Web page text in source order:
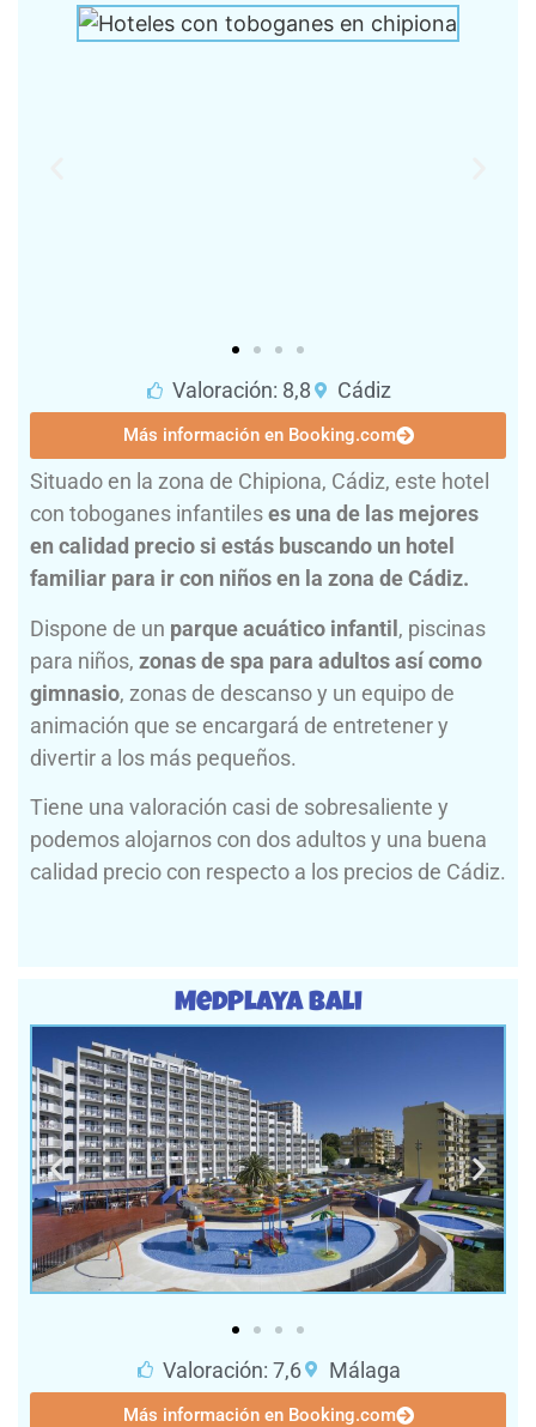
Valoración: 8,8 Cádiz
Más información en Booking.com
Situado en la zona de Chipiona, Cádiz, este hotel
con toboganes infantileses una de las mejores
en calidad precio si estás buscando un hotel
familiar para ir con niños en la zona de Cádiz.
Dispone de un parque acuático infantil, piscinas
para niños, zonas de spa para adultos así como
gimnasio, zonas de descanso y un equipo de
animación que se encargará de entretener y
divertir a los más pequeños.
Tiene una valoración casi de sobresaliente y
podemos alojarnos con dos adultos y una buena
calidad precio con respecto a los precios de Cádiz.
MedPlaya Bali
Valoración: 7,6 Málaga
Más información en Booking.com